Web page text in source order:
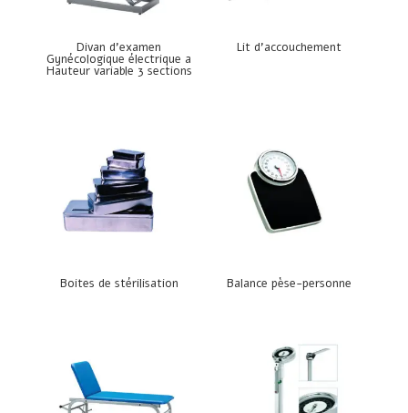
Divan d’examen
Gynécologique électrique a
Hauteur variable 3 sections
Lit d’accouchement
Boites de stérilisation Balance pèse-personne